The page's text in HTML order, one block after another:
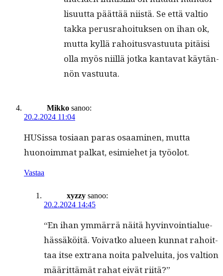
lisu­ut­ta päät­tää niistä. Se että val­tio
tak­ka perus­ra­hoituk­sen on ihan ok,
mut­ta kyl­lä rahoi­tus­vas­tu­u­ta pitäisi
olla myös niil­lä jot­ka kan­ta­vat käytän­
nön vastuuta.
Mikko sanoo:
20.2.2024 11:04
HUSis­sa tosi­aan paras osaami­nen, mut­ta
huonoim­mat palkat, esimiehet ja työolot.
Vastaa
xyzzy sanoo:
20.2.2024 14:45
“En ihan ymmär­rä näitä hyv­in­voin­tialue­
hässäköitä. Voivatko alueen kun­nat rahoit­
taa itse extrana noi­ta palvelui­ta, jos val­tion
määrit­tämät rahat eivät riitä?”